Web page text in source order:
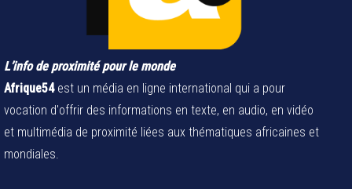
L’info de proximité pour le monde
Afrique54est un média en ligne international qui a pour
vocation d'offrir des informations en texte, en audio, en vidéo
et multimédia de proximité liées aux thématiques africaines et
mondiales.